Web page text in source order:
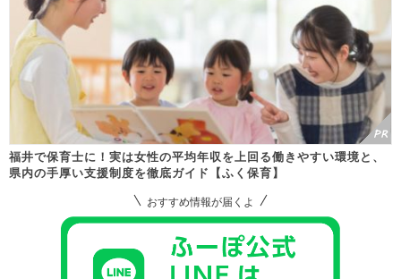
福井で保育士に！実は女性の平均年収を上回る働きやすい環境と、
県内の手厚い支援制度を徹底ガイド【ふく保育】
おすすめ情報が届くよ